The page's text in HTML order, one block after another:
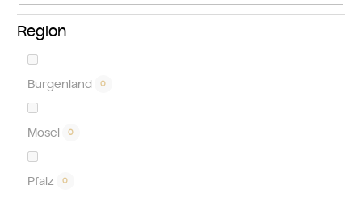
Region
Burgenland 0
Mosel 0
Pfalz 0